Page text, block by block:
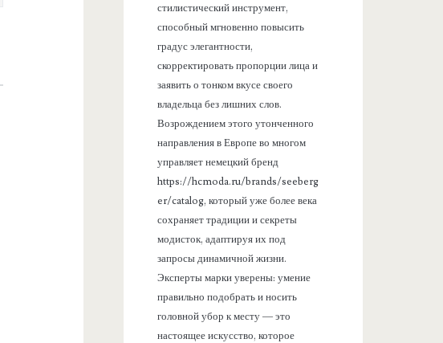
стилистический инструмент,
способный мгновенно повысить
градус элегантности,
скорректировать пропорции лица и
заявить о тонком вкусе своего
владельца без лишних слов.
Возрождением этого утонченного
направления в Европе во многом
управляет немецкий бренд
https://hcmoda.ru/brands/seeberg
er/catalog, который уже более века
сохраняет традиции и секреты
модисток, адаптируя их под
запросы динамичной жизни.
Эксперты марки уверены: умение
правильно подобрать и носить
головной убор к месту — это
настоящее искусство, которое